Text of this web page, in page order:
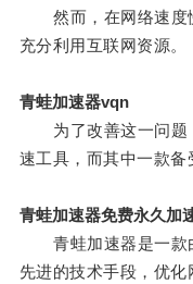
然而，在网络速度
充分利用互联网资源。
青蛙加速器vqn
为了改善这一问题
速工具，而其中一款备
青蛙加速器免费永久加
青蛙加速器是一款
先进的技术手段，优